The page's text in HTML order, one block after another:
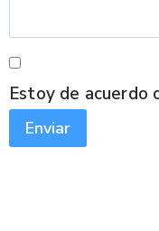
Estoy de acuerdo
Enviar